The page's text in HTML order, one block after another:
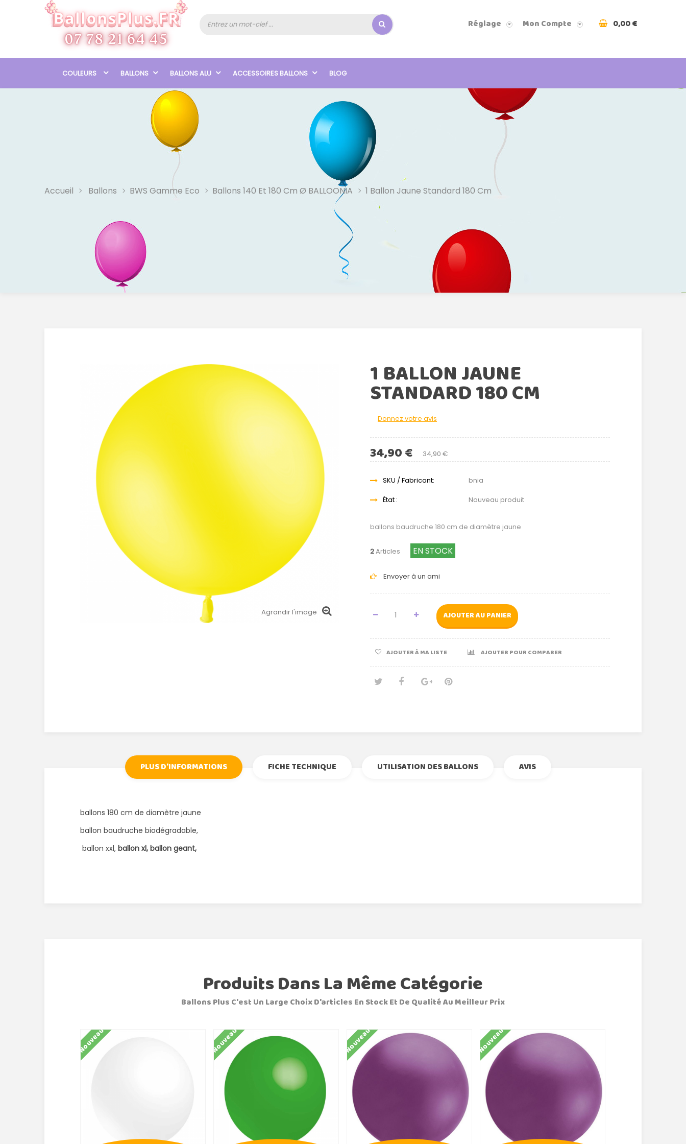
Réglage Mon Compte 0,00 €
COULEURS BALLONS BALLONS ALU ACCESSOIRES BALLONS BLOG
Accueil Ballons BWS Gamme Eco Ballons 140 Et 180 Cm Ø BALLOONIA 1 Ballon Jaune Standard 180 Cm
Agrandir l'image
1 BALLON JAUNE
STANDARD 180 CM
Donnez votre avis
34,90 €
34,90 €
SKU / Fabricant:
bnia
État :
Nouveau produit
ballons baudruche 180 cm de diamètre jaune
2Articles EN STOCK
Envoyer à un ami
AJOUTER AU PANIER
AJOUTER À MA LISTE AJOUTER POUR COMPARER
PLUS D'INFORMATIONS FICHE TECHNIQUE UTILISATION DES BALLONS AVIS
ballons 180 cm de diamètre jaune
ballon baudruche biodégradable,
ballon xxl, ballon xl, ballon geant,
Produits Dans La Même Catégorie
Ballons Plus C'est Un Large Choix D'articles En Stock Et De Qualité Au Meilleur Prix
Nouveau Nouveau Nouveau Nouveau